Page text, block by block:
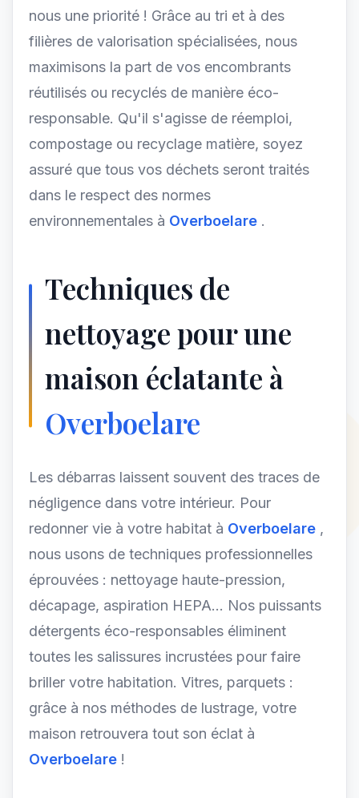
nous une priorité ! Grâce au tri et à des
filières de valorisation spécialisées, nous
maximisons la part de vos encombrants
réutilisés ou recyclés de manière éco-
responsable. Qu'il s'agisse de réemploi,
compostage ou recyclage matière, soyez
assuré que tous vos déchets seront traités
dans le respect des normes
environnementales à Overboelare .
Techniques de
nettoyage pour une
maison éclatante à
Overboelare
Les débarras laissent souvent des traces de
négligence dans votre intérieur. Pour
redonner vie à votre habitat à Overboelare ,
nous usons de techniques professionnelles
éprouvées : nettoyage haute-pression,
décapage, aspiration HEPA... Nos puissants
détergents éco-responsables éliminent
toutes les salissures incrustées pour faire
briller votre habitation. Vitres, parquets :
grâce à nos méthodes de lustrage, votre
maison retrouvera tout son éclat à
Overboelare !